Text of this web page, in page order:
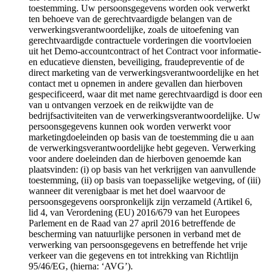
toestemming. Uw persoonsgegevens worden ook verwerkt
ten behoeve van de gerechtvaardigde belangen van de
verwerkingsverantwoordelijke, zoals de uitoefening van
gerechtvaardigde contractuele vorderingen die voortvloeien
uit het Demo-accountcontract of het Contract voor informatie-
en educatieve diensten, beveiliging, fraudepreventie of de
direct marketing van de verwerkingsverantwoordelijke en het
contact met u opnemen in andere gevallen dan hierboven
gespecificeerd, waar dit met name gerechtvaardigd is door een
van u ontvangen verzoek en de reikwijdte van de
bedrijfsactiviteiten van de verwerkingsverantwoordelijke. Uw
persoonsgegevens kunnen ook worden verwerkt voor
marketingdoeleinden op basis van de toestemming die u aan
de verwerkingsverantwoordelijke hebt gegeven. Verwerking
voor andere doeleinden dan de hierboven genoemde kan
plaatsvinden: (i) op basis van het verkrijgen van aanvullende
toestemming, (ii) op basis van toepasselijke wetgeving, of (iii)
wanneer dit verenigbaar is met het doel waarvoor de
persoonsgegevens oorspronkelijk zijn verzameld (Artikel 6,
lid 4, van Verordening (EU) 2016/679 van het Europees
Parlement en de Raad van 27 april 2016 betreffende de
bescherming van natuurlijke personen in verband met de
verwerking van persoonsgegevens en betreffende het vrije
verkeer van die gegevens en tot intrekking van Richtlijn
95/46/EG, (hierna: ‘AVG’).